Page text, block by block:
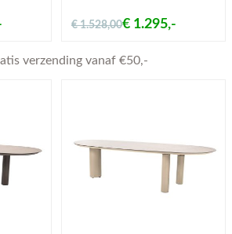
€ 1.528,00€ 1.295,-
verzending vanaf €50,-